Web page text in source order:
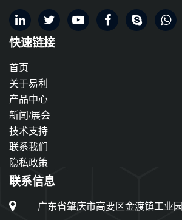
快速链接
首页
关于易利
产品中心
新闻/展会
技术支持
联系我们
隐私政策
联系信息
广东省肇庆市高要区金渡镇工业园